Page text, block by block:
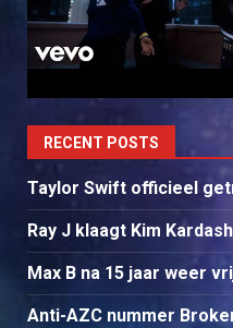
RECENT POSTS
Taylor Swift officieel
Ray J klaagt Kim
Max B na 15 jaar weer
Anti-AZC nummer